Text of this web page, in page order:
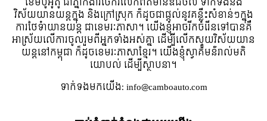
វិស័យយានយន្តក្នុង និងក្រៅស្រុក ក៏ដូចជាផ្តល់នូវគន្លឹះសំខាន់ៗក្នុង
ការថែទំាយានយន្ត ជាខេមរៈភាសា។ យើងខ្ញុំអាចរីកចំរើនទៅបានគឺ
អាស្រ័យលើការចូលរួមពីអ្នកទាំងអស់គ្នា ដើម្បីលើកស្ទួយវិស័យយាន
យន្តនៅកម្ពុជា ក៏ដូចខេមរៈភាសាខ្មែរ។ យើងខ្ញុំស្វាគមន៌រាល់មតិ
យោបល់ ដើម្បីស្ថាបនា។
ទាក់ទង​មក​យើង:info@camboauto.com